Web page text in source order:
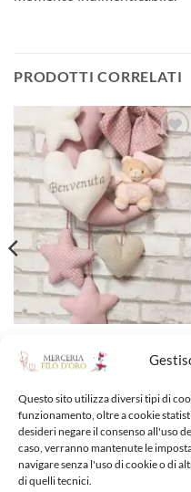
Questo sito utilizza diversi tipi di
funzionamento, oltre a cookie
desideri negare il consenso all'uso
caso, verranno mantenute le
navigare senza l'uso di cookie o di
di quelli tecnici.
PRODOTTI CORRELATI
Aggiungi
alla lista
dei
desideri
Fiocco nascita
50,00€
Aggiungi alla lista dei
desideri